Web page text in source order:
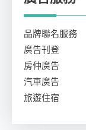
品牌聯名服務
廣告刊登
房仲廣告
汽車廣告
旅遊住宿